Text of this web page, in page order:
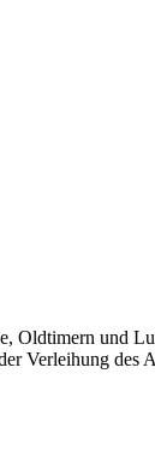
Oldtimern und
Verleihung des